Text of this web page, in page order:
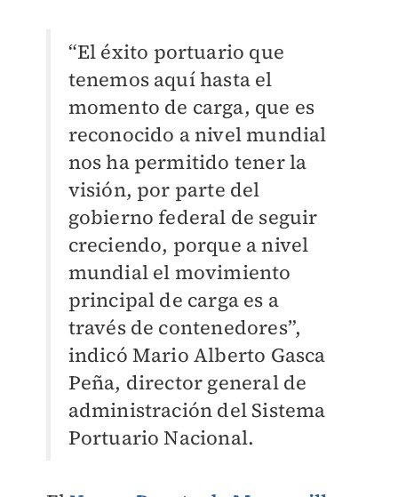
“El éxito portuario que
tenemos aquí hasta el
momento de carga, que es
reconocido a nivel mundial
nos ha permitido tener la
visión, por parte del
gobierno federal de seguir
creciendo, porque a nivel
mundial el movimiento
principal de carga es a
través de contenedores”,
indicó Mario Alberto Gasca
Peña, director general de
administración del Sistema
Portuario Nacional.